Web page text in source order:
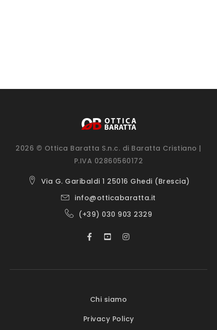
2026 © Ottica Baratta S.n.c. di Baratta Cristiano |
P.IVA 02860560172
Via G. Garibaldi 1 25016 Ghedi (Brescia)
info@otticabaratta.it
(+39) 030 903 2329
Chi siamo
Privacy Policy